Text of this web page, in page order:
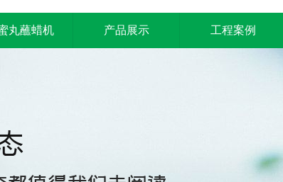
丸蘸蜡机 产品展示 工程案例